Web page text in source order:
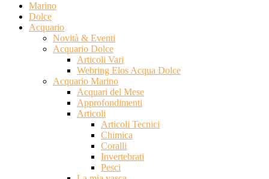
Marino
Dolce
Acquario
Novità & Eventi
Acquario Dolce
Articoli Vari
Webring Elos Acqua Dolce
Acquario Marino
Acquari del Mese
Approfondimenti
Articoli
Articoli Tecnici
Chimica
Coralli
Invertebrati
Pesci